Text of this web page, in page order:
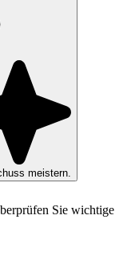
meistern.
Sie wichtige